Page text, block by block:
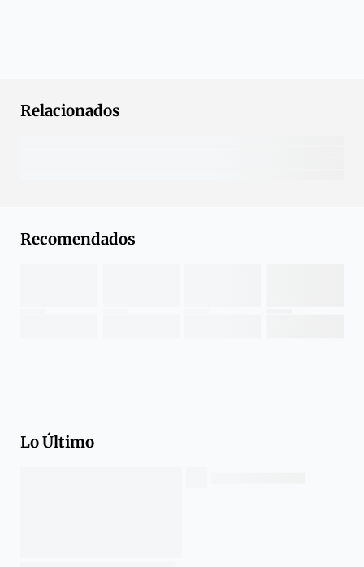
Relacionados
Recomendados
Lo Último